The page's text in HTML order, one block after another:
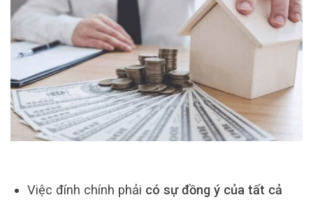
Việc đính chính phải có sự đồng ý của tất cả